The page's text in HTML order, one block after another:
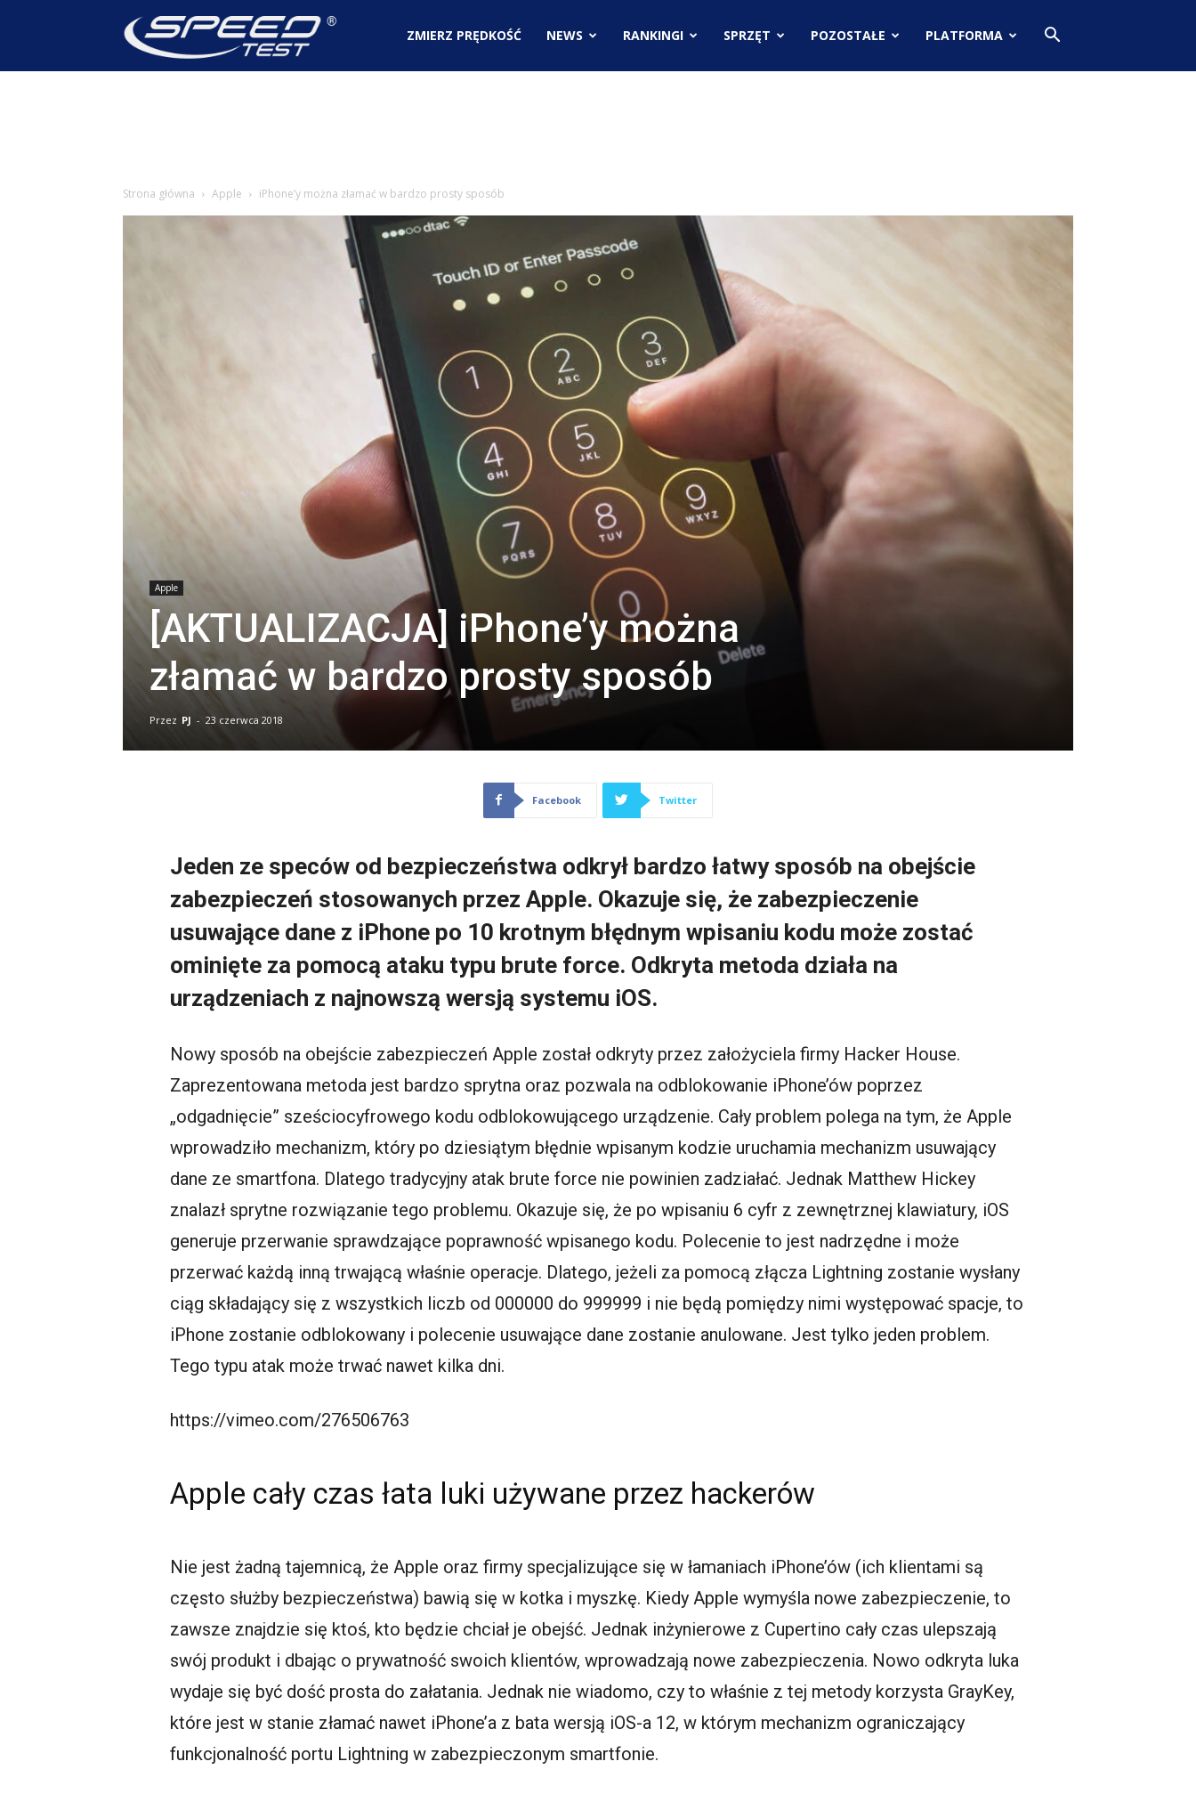
SpeedTest.plZMIERZ PRĘDKOŚĆ NEWS RANKINGI SPRZĘT POZOSTAŁE PLATFORMA
Strona główna Apple iPhone’y można złamać w bardzo prosty sposób
Apple
[AKTUALIZACJA] iPhone’y można
złamać w bardzo prosty sposób
Przez PJ - 23 czerwca 2018
Facebook Twitter
Jeden ze speców od bezpieczeństwa odkrył bardzo łatwy sposób na obejście
zabezpieczeń stosowanych przez Apple. Okazuje się, że zabezpieczenie
usuwające dane z iPhone po 10 krotnym błędnym wpisaniu kodu może zostać
ominięte za pomocą ataku typu brute force. Odkryta metoda działa na
urządzeniach z najnowszą wersją systemu iOS.
Nowy sposób na obejście zabezpieczeń Apple został odkryty przez założyciela firmy Hacker House.
Zaprezentowana metoda jest bardzo sprytna oraz pozwala na odblokowanie iPhone’ów poprzez
„odgadnięcie” sześciocyfrowego kodu odblokowującego urządzenie. Cały problem polega na tym, że Apple
wprowadziło mechanizm, który po dziesiątym błędnie wpisanym kodzie uruchamia mechanizm usuwający
dane ze smartfona. Dlatego tradycyjny atak brute force nie powinien zadziałać. Jednak Matthew Hickey
znalazł sprytne rozwiązanie tego problemu. Okazuje się, że po wpisaniu 6 cyfr z zewnętrznej klawiatury, iOS
generuje przerwanie sprawdzające poprawność wpisanego kodu. Polecenie to jest nadrzędne i może
przerwać każdą inną trwającą właśnie operacje. Dlatego, jeżeli za pomocą złącza Lightning zostanie wysłany
ciąg składający się z wszystkich liczb od 000000 do 999999 i nie będą pomiędzy nimi występować spacje, to
iPhone zostanie odblokowany i polecenie usuwające dane zostanie anulowane. Jest tylko jeden problem.
Tego typu atak może trwać nawet kilka dni.
https://vimeo.com/276506763
Apple cały czas łata luki używane przez hackerów
Nie jest żadną tajemnicą, że Apple oraz firmy specjalizujące się w łamaniach iPhone’ów (ich klientami są
często służby bezpieczeństwa) bawią się w kotka i myszkę. Kiedy Apple wymyśla nowe zabezpieczenie, to
zawsze znajdzie się ktoś, kto będzie chciał je obejść. Jednak inżynierowe z Cupertino cały czas ulepszają
swój produkt i dbając o prywatność swoich klientów, wprowadzają nowe zabezpieczenia. Nowo odkryta luka
wydaje się być dość prosta do załatania. Jednak nie wiadomo, czy to właśnie z tej metody korzysta GrayKey,
które jest w stanie złamać nawet iPhone’a z bata wersją iOS-a 12, w którym mechanizm ograniczający
funkcjonalność portu Lightning w zabezpieczonym smartfonie.